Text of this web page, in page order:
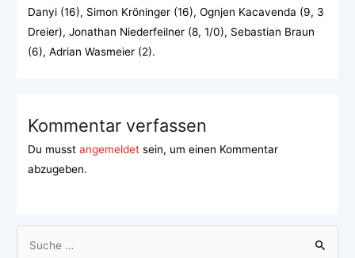
Danyi (16), Simon Kröninger (16), Ognjen Kacavenda (9, 3
Dreier), Jonathan Niederfeilner (8, 1/0), Sebastian Braun
(6), Adrian Wasmeier (2).
Kommentar verfassen
Du musst angemeldetsein, um einen Kommentar
abzugeben.